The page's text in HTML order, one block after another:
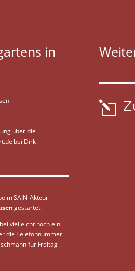
in
über die
bei Dirk
SAIN-Akteur
gestartet.
vielleicht noch ein
die Telefonnummer
für Freitag
l